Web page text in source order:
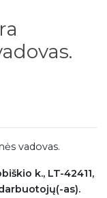
vadovas.
k., LT-42411,
as).